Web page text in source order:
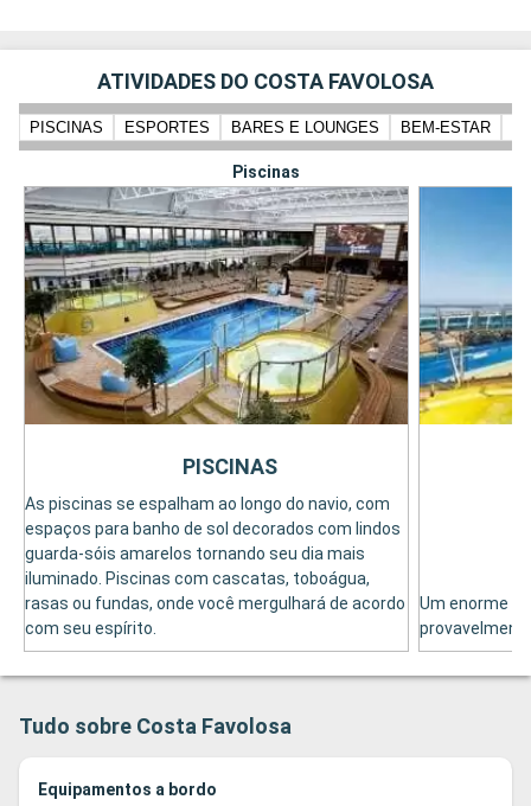
ATIVIDADES DO COSTA FAVOLOSA
PISCINAS ESPORTES BARES E LOUNGES BEM-ESTAR
Piscinas
As piscinas se espalham ao longo do navio, com
espaços para banho de sol decorados com lindos
guarda-sóis amarelos tornando seu dia mais
iluminado. Piscinas com cascatas, toboágua,
rasas ou fundas, onde você mergulhará de acordo
com seu espírito.
PISCINAS
Um enorme
Tudo sobre Costa Favolosa
Equipamentos a bordo